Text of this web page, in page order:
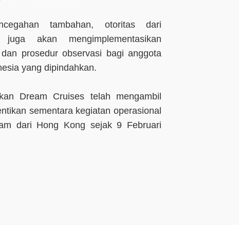
tambahan, otoritas dari
akan mengimplementasikan
prosedur observasi bagi anggota
yang dipindahkan.
Dream Cruises telah mengambil
sementara kegiatan operasional
dari Hong Kong sejak 9 Februari